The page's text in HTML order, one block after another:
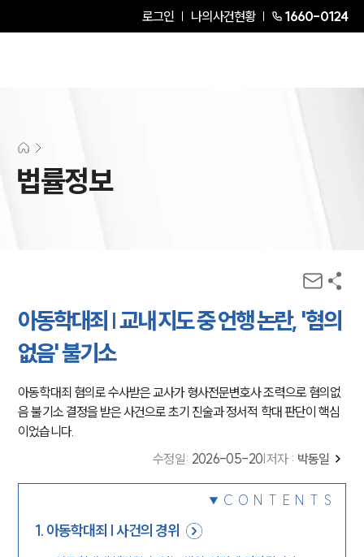
로그인 나의사건현황 1660-0124
법률정보
아동학대죄 | 교내 지도 중 언행 논란, '혐의
없음' 불기소
아동학대죄 혐의로 수사받은 교사가 형사전문변호사 조력으로 혐의없
음 불기소 결정을 받은 사건으로 초기 진술과 정서적 학대 판단이 핵심
이었습니다.
수정일: 2026-05-20 저자 : 박동일
CONTENTS
1. 아동학대죄 | 사건의 경위